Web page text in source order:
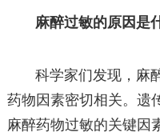
麻醉过敏的原因是
科学家们发现，麻
药物因素密切相关。遗
麻醉药物过敏的关键因